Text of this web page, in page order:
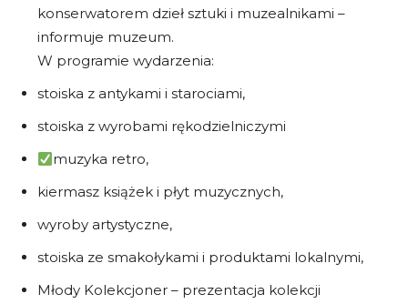
konserwatorem dzieł sztuki i muzealnikami –
informuje muzeum.
W programie wydarzenia:
stoiska z antykami i starociami,
stoiska z wyrobami rękodzielniczymi
muzyka retro,
kiermasz książek i płyt muzycznych,
wyroby artystyczne,
stoiska ze smakołykami i produktami lokalnymi,
Młody Kolekcjoner – prezentacja kolekcji